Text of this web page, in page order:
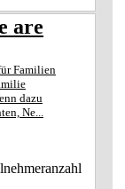
are
Familien
dazu
Ne...